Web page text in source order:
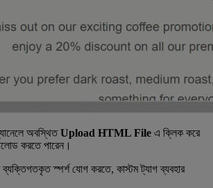
অবস্থিতUpload HTML File এ ক্লিক করে
করতে পারেন।
স্পর্শ যোগ করতে, কাস্টম ট্যাগ ব্যবহার